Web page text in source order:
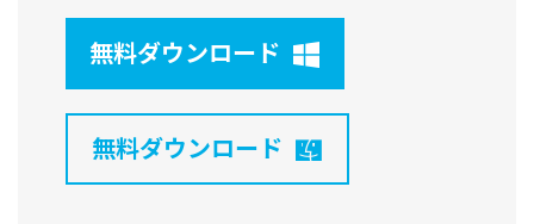
無料ダウンロード
無料ダウンロード